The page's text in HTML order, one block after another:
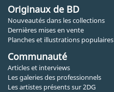
Originaux de BD
Nouveautés dans les collections
Dernières mises en vente
Planches et illustrations populaires
Communauté
Articles et interviews
Les galeries des professionnels
Les artistes présents sur 2DG